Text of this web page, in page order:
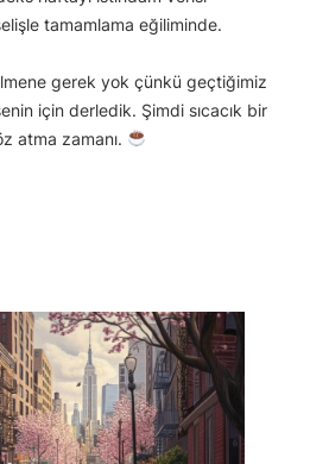
tamamlama eğiliminde.
gerek yok çünkü geçtiğimiz
için derledik. Şimdi sıcacık bir
atma zamanı.